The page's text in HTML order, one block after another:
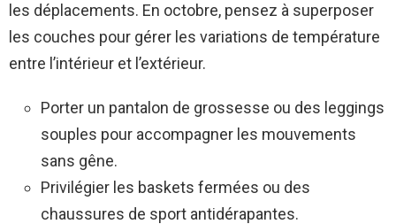
les déplacements. En octobre, pensez à superposer
les couches pour gérer les variations de température
entre l’intérieur et l’extérieur.
Porter un pantalon de grossesse ou des leggings
souples pour accompagner les mouvements
sans gêne.
Privilégier les baskets fermées ou des
chaussures de sport antidérapantes.